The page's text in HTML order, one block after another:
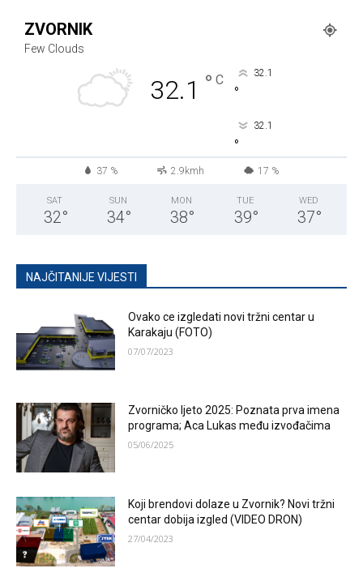
ZVORNIK
Few Clouds
32.1 ° C 32.1
°
32.1
°
37 % 2.9kmh 17 %
SAT
32°
SUN
34°
MON
38°
TUE
39°
WED
37°
NAJČITANIJE VIJESTI
Ovako ce izgledati novi tržni centar u
Karakaju (FOTO)
07/07/2023
Zvorničko ljeto 2025: Poznata prva imena
programa; Aca Lukas među izvođačima
05/06/2025
Koji brendovi dolaze u Zvornik? Novi tržni
centar dobija izgled (VIDEO DRON)
27/04/2023